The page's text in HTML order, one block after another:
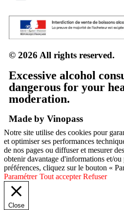
© 2026 All rights reserved.
Excessive alcohol
dangerous for your
moderation.
Made by Vinopass
Notre site utilise des cookies pour
et optimiser ses performances
de nos pages ou diffuser et mesurer
obtenir davantage d'informations et/
préférences, cliquez sur le bouton «
Paramétrer Tout accepter Refuser
Close